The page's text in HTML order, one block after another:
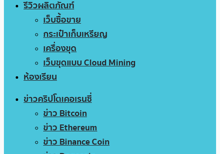
รีวิวผลิตภัณฑ์
เว็บซื้อขาย
กระเป๋าเก็บเหรียญ
เครื่องขุด
เว็บขุดแบบ Cloud Mining
ห้องเรียน
ข่าวคริปโตเคอเรนซี่
ข่าว Bitcoin
ข่าว Ethereum
ข่าว Binance Coin